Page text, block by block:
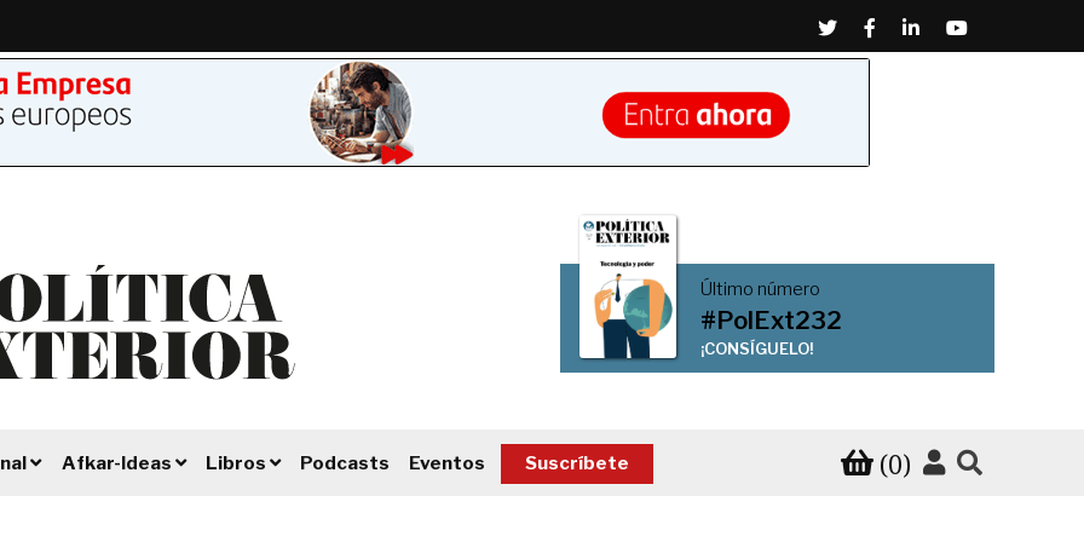
TwitterFacebook
LinkedinYoutube
Último número
#PolExt232
¡CONSÍGUELO!
Afkar-Ideas Libros Podcasts Eventos Suscríbete (0)